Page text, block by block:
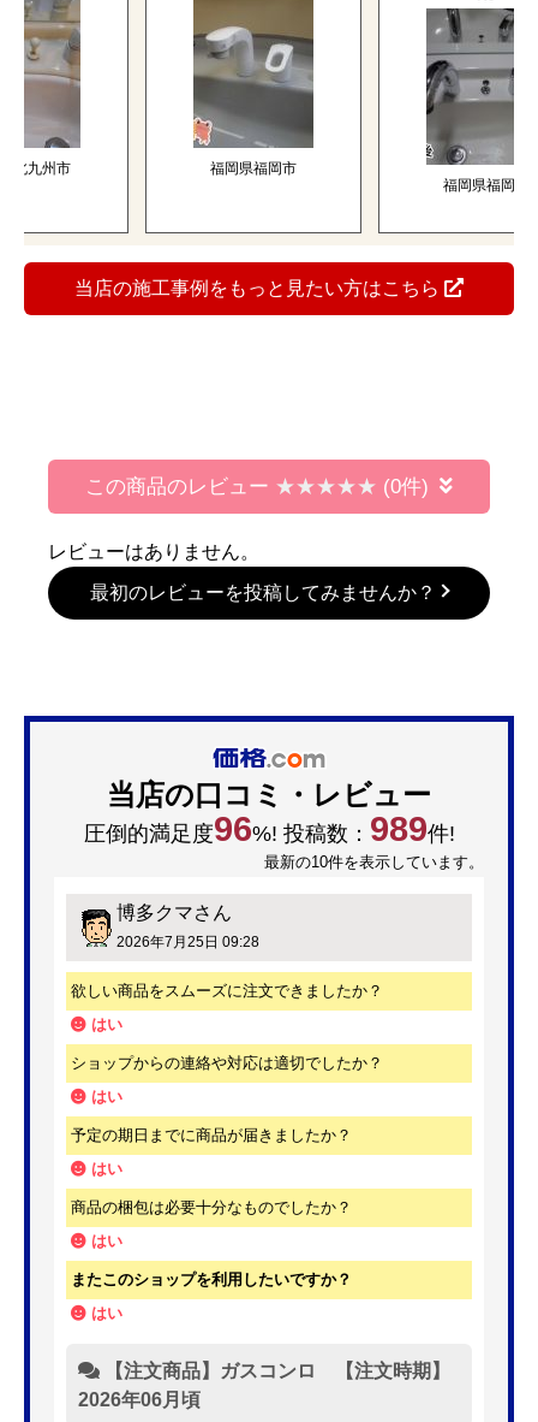
州市 福岡県福岡市
福岡県福岡市
当店の施工事例をもっと見たい方はこちら
この商品のレビュー (0件)
レビューはありません。
最初のレビューを投稿してみませんか？
当店の口コミ・レビュー
圧倒的満足度96%! 投稿数： 989件!
最新の10件を表示しています。
博多クマさん
2026年7月25日 09:28
欲しい商品をスムーズに注文できましたか？
はい
ショップからの連絡や対応は適切でしたか？
はい
予定の期日までに商品が届きましたか？
はい
商品の梱包は必要十分なものでしたか？
はい
またこのショップを利用したいですか？
はい
【注文商品】ガスコンロ 【注文時期】
2026年06月頃